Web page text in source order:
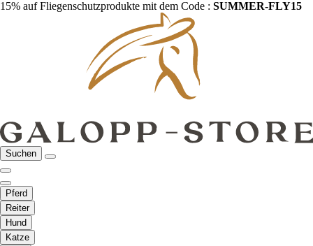
15% auf Fliegenschutzprodukte mit dem Code : SUMMER-FLY15
Suchen
Pferd
Reiter
Hund
Katze